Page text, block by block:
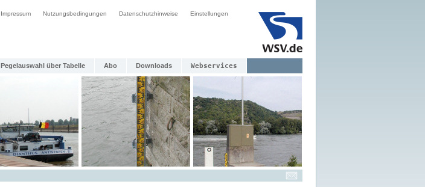
Impressum Nutzungsbedingungen Datenschutzhinweise Einstellungen
Pegelauswahl über Tabelle Abo Downloads Webservices